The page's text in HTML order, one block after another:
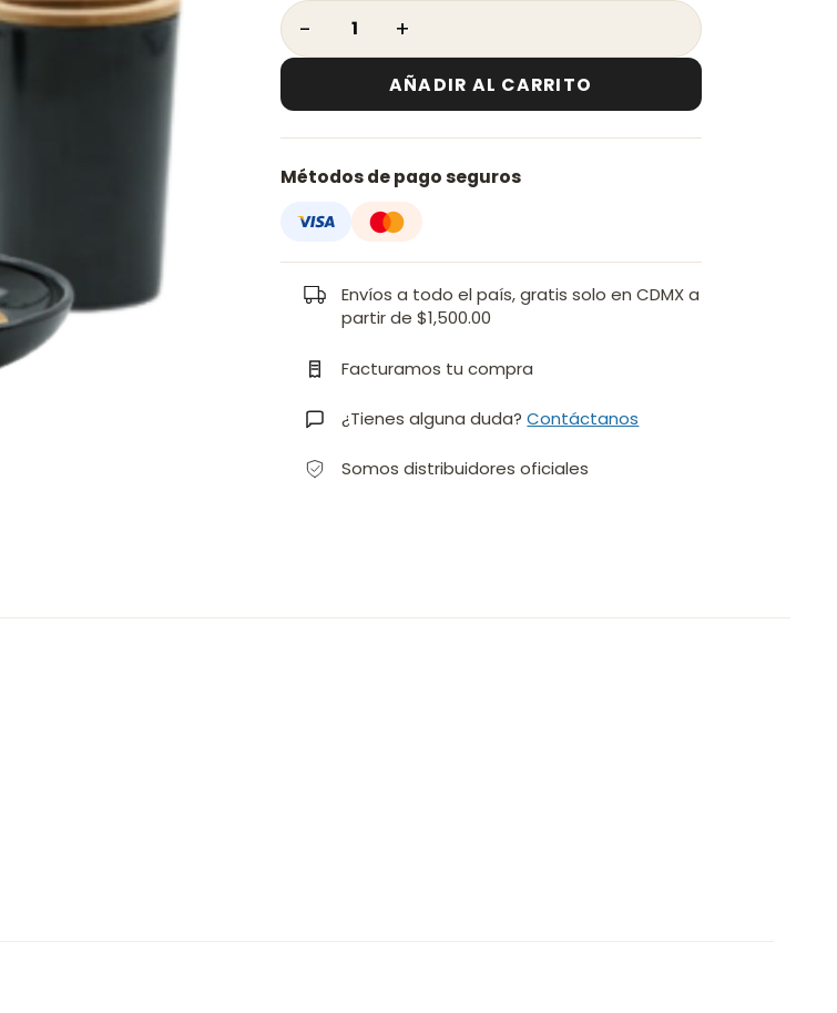
$ 707.72.$ 498.76.
Accesorios cantidad
AÑADIR AL CARRITO
Métodos de pago seguros
Envíos a todo el país, gratis solo en CDMX a
partir de $1,500.00
Facturamos tu compra
¿Tienes alguna duda?Contáctanos
Somos distribuidores oficiales